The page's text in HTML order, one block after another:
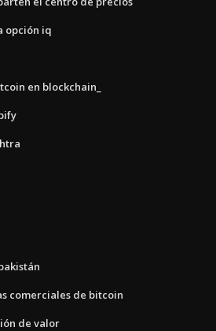
opción iq
en blockchain_
comerciales de bitcoin
de valor